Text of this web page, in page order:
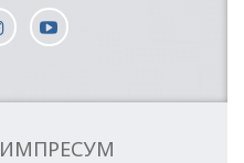
ИМПРЕСУМ